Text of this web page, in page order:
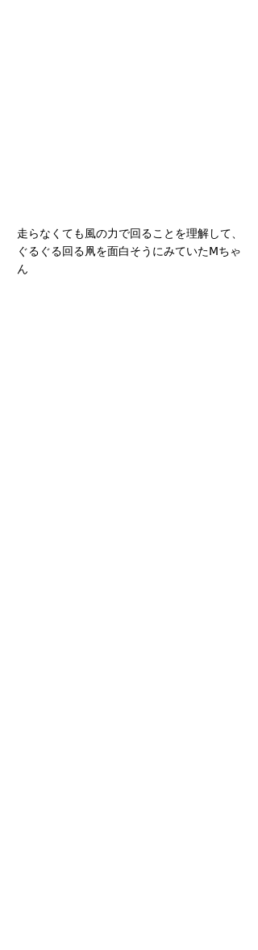
走らなくても風の力で回ることを理解して、
ぐるぐる回る凧を面白そうにみていたⅯちゃ
ん